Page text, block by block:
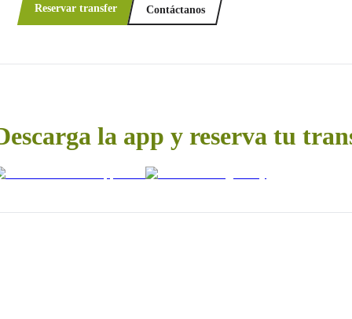
Reservar transfer Contáctanos
la app y reserva tu